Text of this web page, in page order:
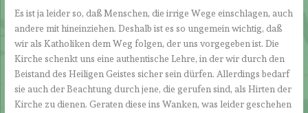
Es ist ja leider so, daß Menschen, die irrige Wege einschlagen, auch
andere mit hineinziehen. Deshalb ist es so ungemein wichtig, daß
wir als Katholiken dem Weg folgen, der uns vorgegeben ist. Die
Kirche schenkt uns eine authentische Lehre, in der wir durch den
Beistand des Heiligen Geistes sicher sein dürfen. Allerdings bedarf
sie auch der Beachtung durch jene, die gerufen sind, als Hirten der
Kirche zu dienen. Geraten diese ins Wanken, was leider geschehen